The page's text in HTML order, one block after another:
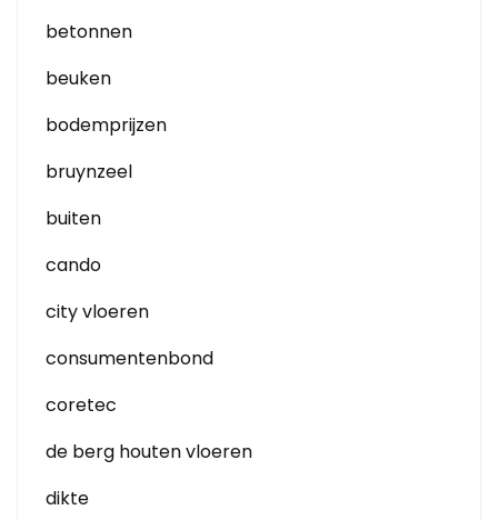
betonnen
beuken
bodemprijzen
bruynzeel
buiten
cando
city vloeren
consumentenbond
coretec
de berg houten vloeren
dikte